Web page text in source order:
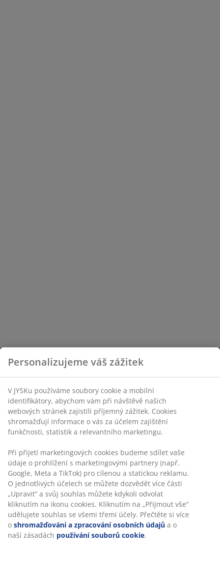
Personalizujeme váš zážitek
V JYSKu používáme soubory cookie a mobilní
identifikátory, abychom vám při návštěvě našich
webových stránek zajistili příjemný zážitek. Cookies
shromažďují informace o vás za účelem zajištění
funkčnosti, statistik a relevantního marketingu.
Při přijetí marketingových cookies budeme sdílet vaše
údaje o prohlížení s marketingovými partnery (např.
Google, Meta a TikTok) pro cílenou a statickou reklamu.
O jednotlivých účelech se můžete dozvědět více části
„Upravit“ a svůj souhlas můžete kdykoli odvolat
kliknutím na ikonu cookies. Kliknutím na „Přijmout vše“
udělujete souhlas se všemi třemi účely. Přečtěte si více
o shromažďování a zpracování osobních údajů a o
naší zásadách používání souborů cookie.